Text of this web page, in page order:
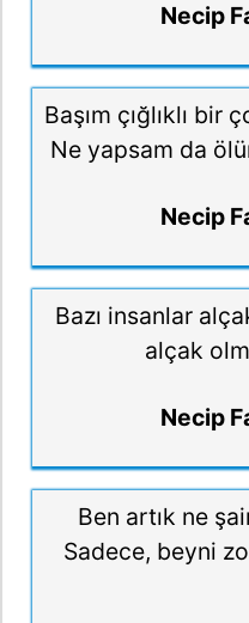
Necip
Başım çığlıklı bir
Ne yapsam da
Necip
Bazı insanlar
alçak
Necip
Ben artık ne
Sadece, beyni